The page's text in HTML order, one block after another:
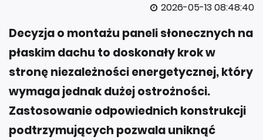
2026-05-13 08:48:40
Decyzja o montażu paneli słonecznych na
płaskim dachu to doskonały krok w
stronę niezależności energetycznej, który
wymaga jednak dużej ostrożności.
Zastosowanie odpowiednich konstrukcji
podtrzymujących pozwala uniknąć